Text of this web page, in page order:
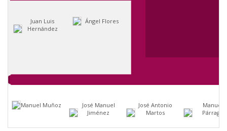
Juan Luis
Hernández
Ángel Flores
Manuel Muñoz
José Manuel
Jiménez
José Antonio
Martos
Manuel
Párraga